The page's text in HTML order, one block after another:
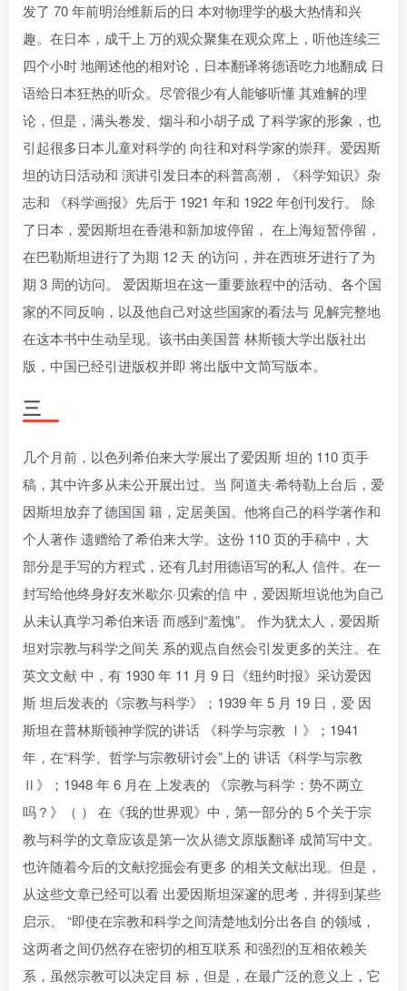
发了 70 年前明治维新后的日 本对物理学的极大热情和兴
趣。在日本，成千上 万的观众聚集在观众席上，听他连续三
四个小时 地阐述他的相对论，日本翻译将德语吃力地翻成 日
语给日本狂热的听众。尽管很少有人能够听懂 其难解的理
论，但是，满头卷发、烟斗和小胡子成 了科学家的形象，也
引起很多日本儿童对科学的 向往和对科学家的崇拜。爱因斯
坦的访日活动和 演讲引发日本的科普高潮，《科学知识》杂
志和 《科学画报》先后于 1921 年和 1922 年创刊发行。 除
了日本，爱因斯坦在香港和新加坡停留， 在上海短暂停留，
在巴勒斯坦进行了为期 12 天 的访问，并在西班牙进行了为
期 3 周的访问。 爱因斯坦在这一重要旅程中的活动、各个国
家的不同反响，以及他自己对这些国家的看法与 见解完整地
在这本书中生动呈现。该书由美国普 林斯顿大学出版社出
版，中国已经引进版权并即 将出版中文简写版本。
三
几个月前，以色列希伯来大学展出了爱因斯 坦的 110 页手
稿，其中许多从未公开展出过。当 阿道夫·希特勒上台后，爱
因斯坦放弃了德国国 籍，定居美国。他将自己的科学著作和
个人著作 遗赠给了希伯来大学。这份 110 页的手稿中，大
部分是手写的方程式，还有几封用德语写的私人 信件。在一
封写给他终身好友米歇尔·贝索的信 中，爱因斯坦说他为自己
从未认真学习希伯来语 而感到“羞愧”。 作为犹太人，爱因斯
坦对宗教与科学之间关 系的观点自然会引发更多的关注。在
英文文献 中，有 1930 年 11 月 9 日《纽约时报》采访爱因
斯 坦后发表的《宗教与科学》；1939 年 5 月 19 日，爱 因
斯坦在普林斯顿神学院的讲话 《科学与宗教 Ⅰ》；1941
年，在“科学、哲学与宗教研讨会”上的 讲话《科学与宗教
Ⅱ》；1948 年 6 月在 上发表的 《宗教与科学：势不两立
吗？》（ ） 在《我的世界观》中，第一部分的 5 个关于宗
教与科学的文章应该是第一次从德文原版翻译 成简写中文。
也许随着今后的文献挖掘会有更多 的相关文献出现。但是，
从这些文章已经可以看 出爱因斯坦深邃的思考，并得到某些
启示。 “即使在宗教和科学之间清楚地划分出各自 的领域，
这两者之间仍然存在密切的相互联系 和强烈的互相依赖关
系，虽然宗教可以决定目 标，但是，在最广泛的意义上，它